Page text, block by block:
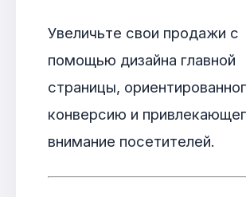
Увеличьте свои продажи с
помощью дизайна главной
страницы,
конверсию и
внимание посетителей.